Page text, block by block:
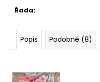
Řada:
Popis Podobné (8)